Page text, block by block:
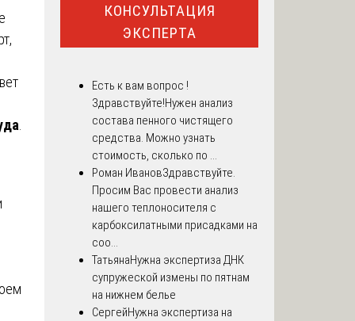
КОНСУЛЬТАЦИЯ
ЭКСПЕРТА
Есть к вам вопрос !
Здравствуйте!Нужен анализ
состава пенного чистящего
средства. Можно узнать
стоимость, сколько по ...
Роман ИвановЗдравствуйте.
Просим Вас провести анализ
нашего теплоносителя с
карбоксилатными присадками на
соо...
ТатьянаНужна экспертиза ДНК
супружеской измены по пятнам
на нижнем белье
СергейНужна экспертиза на